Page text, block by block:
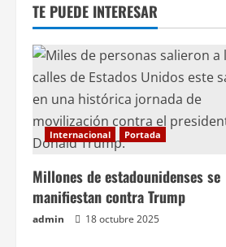
d
e
e
n
t
r
a
TE PUEDE INTERESAR
Internacional Portada
Millones de estadounidenses se
manifiestan contra Trump
admin 18 octubre 2025